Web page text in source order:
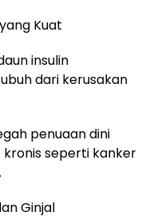
Kuat
insulin
dari kerusakan
penuaan dini
seperti kanker
Ginjal